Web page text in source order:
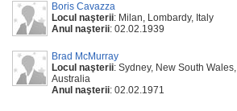
Boris Cavazza
Locul naşterii: Milan, Lombardy, Italy
Anul naşterii: 02.02.1939
Brad McMurray
Locul naşterii: Sydney, New South Wales,
Australia
Anul naşterii: 02.02.1971